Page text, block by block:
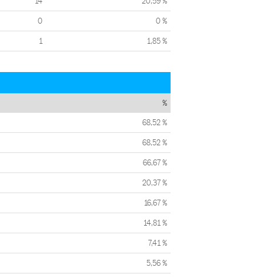
0 0 %
1 1,85 %
%
68,52 %
68,52 %
66,67 %
20,37 %
16,67 %
14,81 %
7,41 %
5,56 %